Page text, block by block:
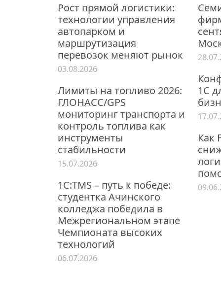
Рост прямой логистики:
технологии управления
автопарком и
маршрутизация
перевозок меняют рынок
03.08.2026
Лимиты на топливо 2026:
ГЛОНАСС/GPS
мониторинг транспорта и
контроль топлива как
инструменты
стабильности
15.07.2026
1С:TMS – путь к победе:
студентка Ачинского
колледжа победила в
Межрегиональном этапе
Чемпионата высоких
технологий
06.07.2026
1С
Как